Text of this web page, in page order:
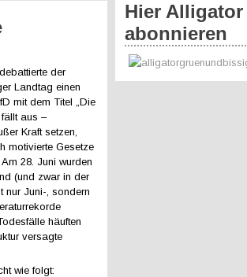
der
Landtag einen
mit dem Titel „Die
aus –
Kraft setzen,
motivierte Gesetze
28. Juni wurden
(und zwar in der
nur Juni-, sondern
häuften
versagte
wie folgt:
Hier Alligator
abonnieren